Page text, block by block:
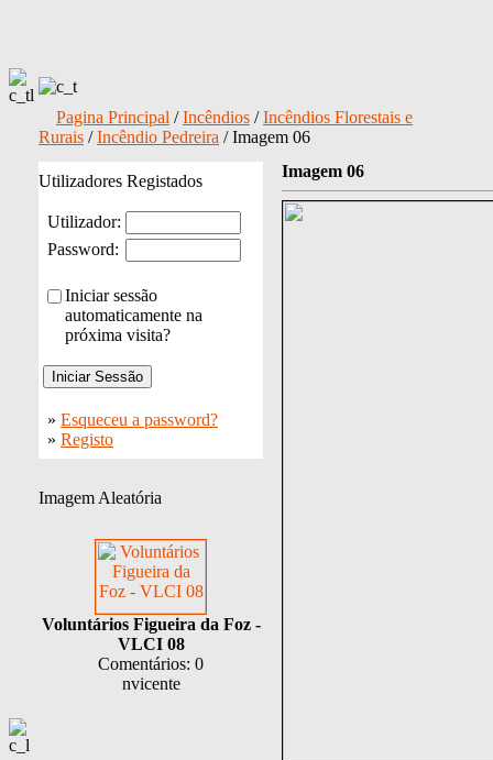
Pagina Principal /Incêndios /Incêndios Florestais e
Rurais /Incêndio Pedreira / Imagem 06
Utilizadores Registados
Utilizador:
Password:
Iniciar sessão
automaticamente na
próxima visita?
» Esqueceu a password?
» Registo
Imagem Aleatória
Voluntários Figueira da Foz -
VLCI 08
Comentários: 0
nvicente
Imagem 06